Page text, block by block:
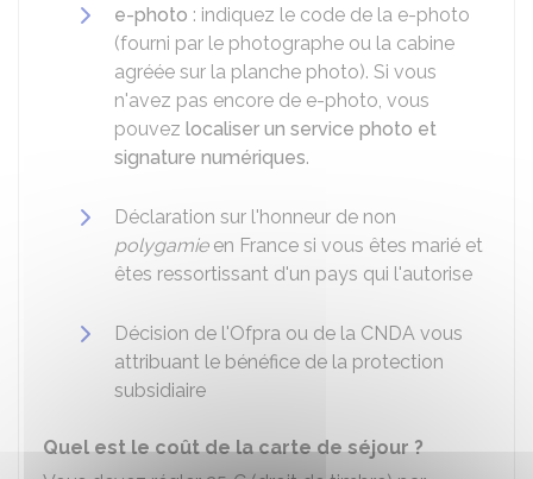
e-photo : indiquez le code de la e-photo
(fourni par le photographe ou la cabine
agréée sur la planche photo). Si vous
n'avez pas encore de e-photo, vous
pouvez localiser un service photo et
signature numériques.
Déclaration sur l'honneur de non
polygamieen France si vous êtes marié et
êtes ressortissant d'un pays qui l'autorise
Décision de l'Ofpra ou de la CNDA vous
attribuant le bénéfice de la protection
subsidiaire
Quel est le coût de la carte de séjour ?